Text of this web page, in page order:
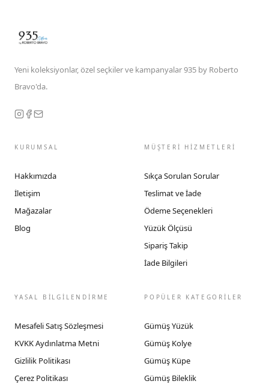
Yeni koleksiyonlar, özel seçkiler ve kampanyalar 935 by Roberto
Bravo'da.
KURUMSAL
Hakkımızda
İletişim
Mağazalar
Blog
MÜŞTERİ HİZMETLERİ
Sıkça Sorulan Sorular
Teslimat ve İade
Ödeme Seçenekleri
Yüzük Ölçüsü
Sipariş Takip
İade Bilgileri
YASAL BİLGİLENDİRME
Mesafeli Satış Sözleşmesi
KVKK Aydınlatma Metni
Gizlilik Politikası
Çerez Politikası
POPÜLER KATEGORİLER
Gümüş Yüzük
Gümüş Kolye
Gümüş Küpe
Gümüş Bileklik